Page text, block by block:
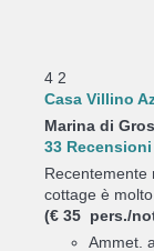
4 2
Casa Villino
Marina di
33 Recensioni
Recentemente
cottage è molto
(€ 35 pers./
Ammet.